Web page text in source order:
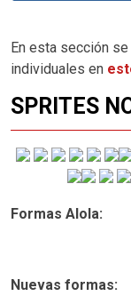
En esta sección
individuales en
SPRITES
Formas Alola:
Nuevas formas: